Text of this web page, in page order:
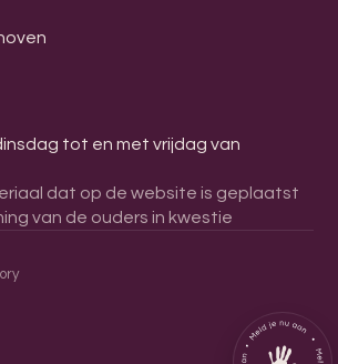
tot en met vrijdag van
dat op de website is geplaatst
van de ouders in kwestie